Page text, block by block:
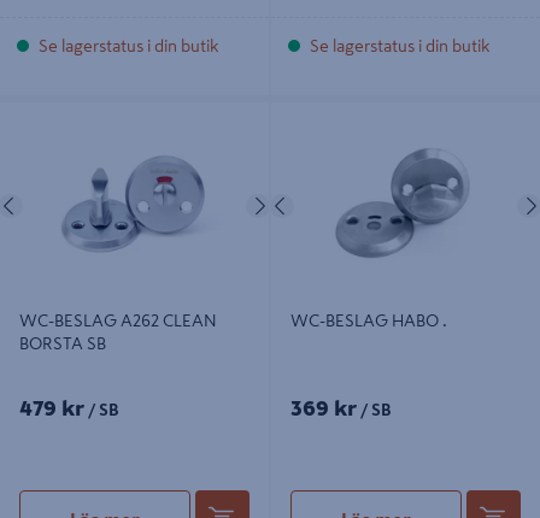
Se lagerstatus i din butik Se lagerstatus i din butik
Föregående Nästa
WC-BESLAG A262 CLEAN
BORSTA SB
479 kr / SB
Föregående
WC-BESLAG HABO .
369 kr / SB